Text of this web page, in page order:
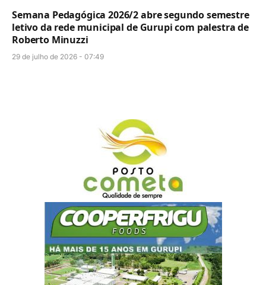
Semana Pedagógica 2026/2 abre segundo semestre
letivo da rede municipal de Gurupi com palestra de
Roberto Minuzzi
29 de julho de 2026 - 07:49